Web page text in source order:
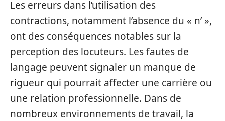
Les erreurs dans l’utilisation des
contractions, notamment l’absence du « n’ »,
ont des conséquences notables sur la
perception des locuteurs. Les fautes de
langage peuvent signaler un manque de
rigueur qui pourrait affecter une carrière ou
une relation professionnelle. Dans de
nombreux environnements de travail, la